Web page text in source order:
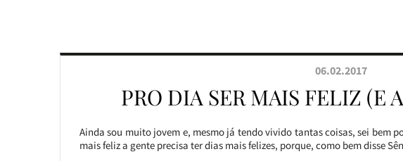
06.02.2017
PRO DIA SER MAIS FELIZ (E
Ainda sou muito jovem e, mesmo já tendo vivido tantas coisas, sei bem
mais feliz a gente precisa ter dias mais felizes, porque, como bem disse